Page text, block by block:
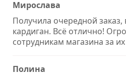
Мирослава
Получила очередной заказ,
кардиган. Всё отлично!
сотрудникам магазина за
Полина